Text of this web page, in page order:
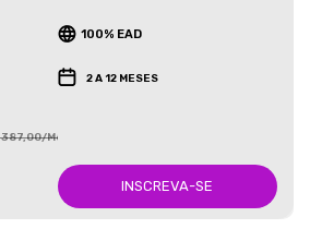
100% EAD
2 A 12 MESES
387,00/Mês
INSCREVA-SE